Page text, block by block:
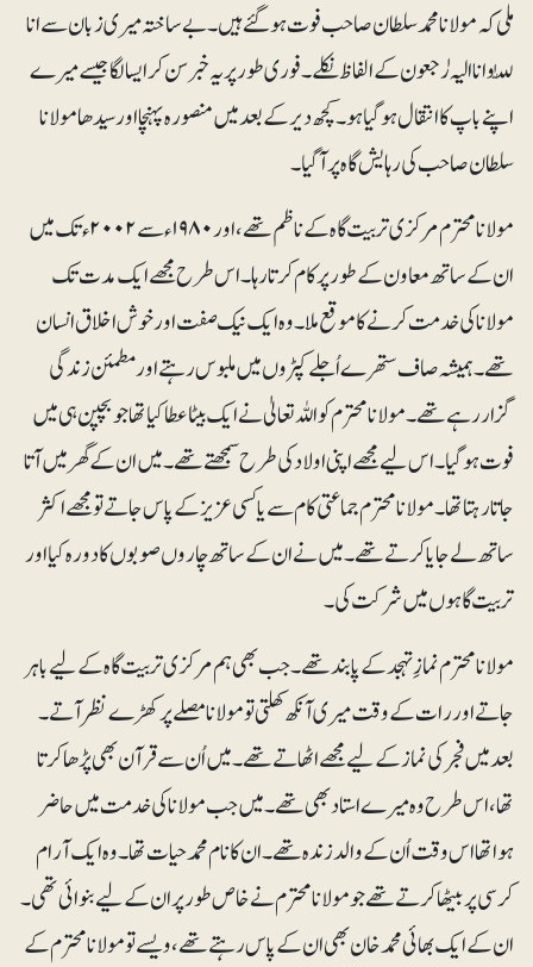
ملی کہ مولانا محمد سلطان صاحب فوت ہو گئے ہیں۔ بے ساختہ میری زبان سے انا
للّٰہ وانا الیہ رٰجعون کے الفاظ نکلے ۔ فوری طور پر یہ خبر سن کر ایسا لگا جیسے میرے
اپنے باپ کا انتقال ہو گیا ہو۔کچھ دیر کے بعدمیں منصورہ پہنچا اور سیدھا مولانا
سلطان صاحب کی رہایش گاہ پر آگیا۔
مولانا محترم مرکزی تربیت گاہ کے ناظم تھے ،اور ۱۹۸۰ء سے ۲۰۰۲ء تک میں
ان کے ساتھ معاون کے طور پر کام کرتا رہا۔ اس طرح مجھے ایک مدت تک
مولانا کی خدمت کرنے کا موقع ملا۔ وہ ایک نیک صفت اور خوش اخلاق انسان
تھے۔ ہمیشہ صاف ستھرے اُجلے کپڑوں میں ملبوس رہتے اور مطمئن زندگی
گزار رہے تھے۔ مولانا محترم کو اللہ تعالیٰ نے ایک بیٹا عطا کیا تھا جو بچپن ہی میں
فوت ہو گیا ۔ اس لیے مجھے اپنی اولاد کی طرح سمجھتے تھے ۔میں ان کے گھر میں آتا
جاتا رہتا تھا۔ مولانا محترم جماعتی کام سے یا کسی عزیز کے پاس جاتے تو مجھے اکثر
ساتھ لے جایا کرتے تھے۔ میں نے ان کے ساتھ چاروں صوبوں کا دورہ کیااور
تربیت گاہوں میں شرکت کی۔
مولانا محترم نمازِ تہجد کے پابند تھے۔جب بھی ہم مرکزی تربیت گاہ کے لیے باہر
جاتے اور رات کے وقت میری آنکھ کھلتی تو مولانا مصلے پر کھڑے نظر آتے۔
بعد میں فجر کی نماز کے لیے مجھے اٹھاتے تھے۔میں اُن سے قرآن بھی پڑھا کرتا
تھا، اس طرح وہ میرے استاد بھی تھے۔ میں جب مولانا کی خدمت میں حاضر
ہوا تھااس وقت اُن کے والد زندہ تھے۔ ان کا نام محمدحیات تھا۔ وہ ایک آرام
کرسی پربیٹھا کرتے تھے جو مولانامحترم نے خاص طور پر ان کے لیے بنوائی تھی ۔
ان کے ایک بھائی محمد خان بھی ان کے پاس رہتے تھے ،ویسے تو مولانامحترم کے